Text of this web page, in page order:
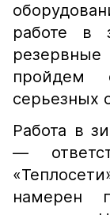
работе в
пройдем
серьезных
Работа в
—
намерен